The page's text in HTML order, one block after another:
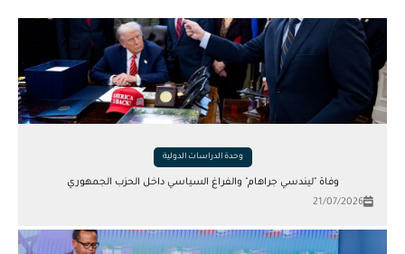
وحدة الدراسات الدولية
وفاة "ليندسي جراهام" والفراغ السياسي داخل الحزب الجمهوري
21/07/2026